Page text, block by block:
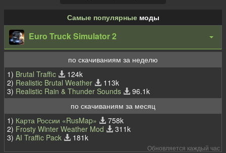
Самые популярныемоды
Euro Truck Simulator 2
по скачиваниям за неделю
1) Brutal Traffic
124k
2) Realistic Brutal Weather
113k
3) Realistic Rain & Thunder Sounds
96.1k
по скачиваниям за месяц
1) Карта России «RusMap»
758k
2) Frosty Winter Weather Mod
311k
3) AI Traffic Pack 181k
Обновляется каждый час